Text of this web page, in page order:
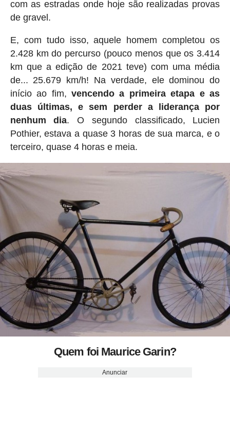
com as estradas onde hoje são realizadas provas
de gravel.
E, com tudo isso, aquele homem completou os
2.428 km do percurso (pouco menos que os 3.414
km que a edição de 2021 teve) com uma média
de... 25.679 km/h! Na verdade, ele dominou do
início ao fim,vencendo a primeira etapa e as
duas últimas, e sem perder a liderança por
nenhum dia. O segundo classificado, Lucien
Pothier, estava a quase 3 horas de sua marca, e o
terceiro, quase 4 horas e meia.
Quem foi Maurice Garin?
Anunciar